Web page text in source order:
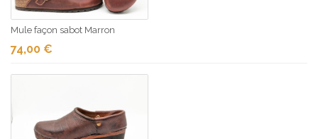
Mule façon sabot Marron
74,00 €